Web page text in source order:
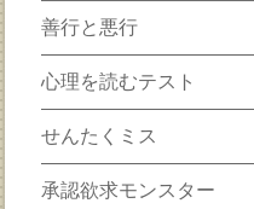
善行と悪行
心理を読むテスト
せんたくミス
承認欲求モンスター